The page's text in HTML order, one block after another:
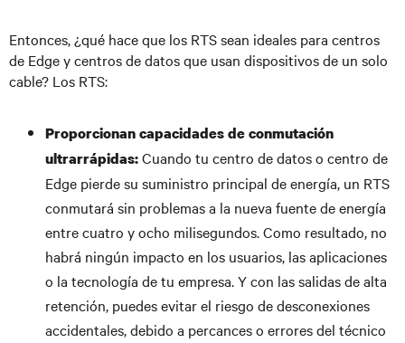
Entonces, ¿qué hace que los RTS sean ideales para centros
de Edge y centros de datos que usan dispositivos de un solo
cable? Los RTS:
Proporcionan capacidades de conmutación
ultrarrápidas:Cuando tu centro de datos o centro de
Edge pierde su suministro principal de energía, un RTS
conmutará sin problemas a la nueva fuente de energía
entre cuatro y ocho milisegundos. Como resultado, no
habrá ningún impacto en los usuarios, las aplicaciones
o la tecnología de tu empresa. Y con las salidas de alta
retención, puedes evitar el riesgo de desconexiones
accidentales, debido a percances o errores del técnico